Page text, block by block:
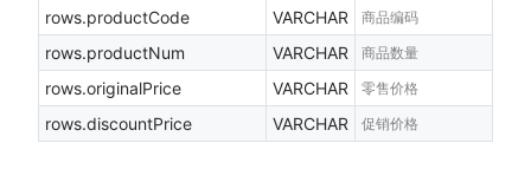
rows.productCode VARCHAR 商品编码
rows.productNum VARCHAR 商品数量
rows.originalPrice VARCHAR 零售价格
rows.discountPrice VARCHAR 促销价格